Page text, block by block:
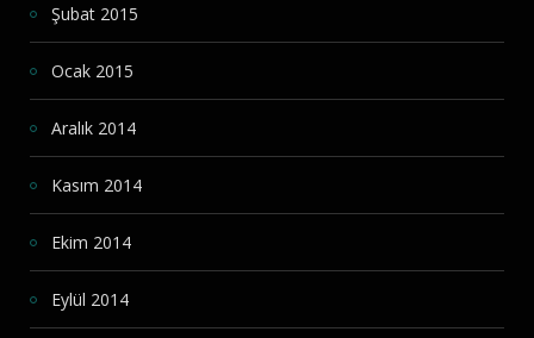
Şubat 2015
Ocak 2015
Aralık 2014
Kasım 2014
Ekim 2014
Eylül 2014